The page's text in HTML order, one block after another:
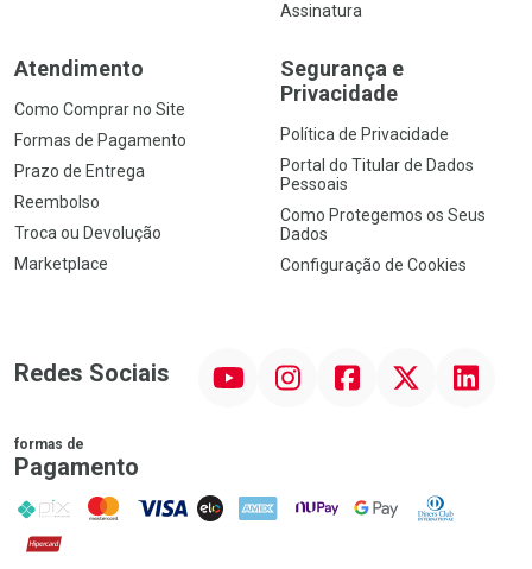
Assinatura
Atendimento
Como Comprar no Site
Formas de Pagamento
Prazo de Entrega
Reembolso
Troca ou Devolução
Marketplace
Segurança e
Privacidade
Política de Privacidade
Portal do Titular de Dados
Pessoais
Como Protegemos os Seus
Dados
Configuração de Cookies
Redes Sociais InstagramFacebookTwitter Linkedin
formas de
Pagamento
PIX MasterCard
VISA ELO AMEX NuPay Google PayDiners Club
Hipercard